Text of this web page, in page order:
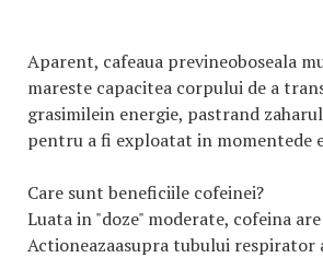
Aparent, cafeaua previneoboseala
mareste capacitea corpului de a
grasimilein energie, pastrand
pentru a fi exploatat in momentede
Care sunt beneficiile cofeinei?
Luata in "doze" moderate, cofeina
Actioneazaasupra tubului respirator